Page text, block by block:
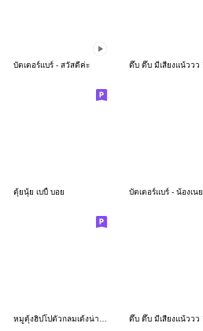
บัตเตอร์แบร์ - สวัสดีค่ะ
ตุ้ยนุ้ย เบบี้ บอย
หมูดุ้งฮิปโปตัวกลมเด้งน่ารัก